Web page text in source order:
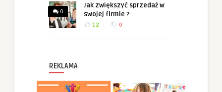
0
Jak zwiększyć sprzedaż w
swojej firmie ?
12 0
REKLAMA